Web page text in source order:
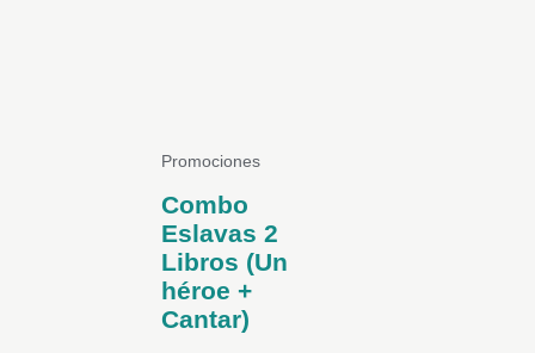
Promociones
Combo
Eslavas 2
Libros (Un
héroe +
Cantar)